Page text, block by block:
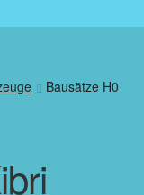
Bausätze H0